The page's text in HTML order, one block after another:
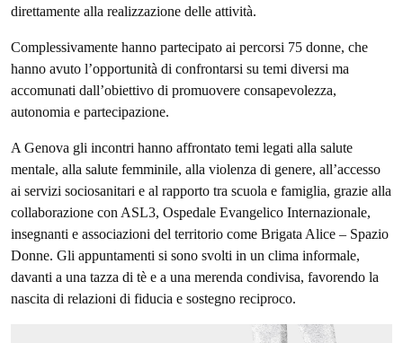
direttamente alla realizzazione delle attività.
Complessivamente hanno partecipato ai percorsi 75 donne, che
hanno avuto l’opportunità di confrontarsi su temi diversi ma
accomunati dall’obiettivo di promuovere consapevolezza,
autonomia e partecipazione.
A Genova gli incontri hanno affrontato temi legati alla salute
mentale, alla salute femminile, alla violenza di genere, all’accesso
ai servizi sociosanitari e al rapporto tra scuola e famiglia, grazie alla
collaborazione con ASL3, Ospedale Evangelico Internazionale,
insegnanti e associazioni del territorio come Brigata Alice – Spazio
Donne. Gli appuntamenti si sono svolti in un clima informale,
davanti a una tazza di tè e a una merenda condivisa, favorendo la
nascita di relazioni di fiducia e sostegno reciproco.